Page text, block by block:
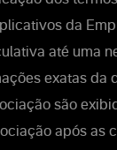
da
até uma
exatas da
são
após as